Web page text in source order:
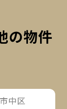
の物件
詳細を見る
中区